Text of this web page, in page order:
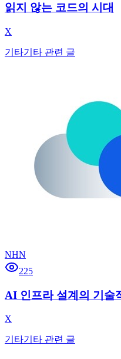
읽지 않는 코드의 시대
X
기타기타 관련 글
NHN
225
AI 인프라 설계의 기술
X
기타기타 관련 글